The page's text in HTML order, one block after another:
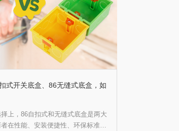
式开关底盒、86无缝式底盒，如
上，86自扣式和无缝式底盒是两大
在性能、安装便捷性、环保标准及